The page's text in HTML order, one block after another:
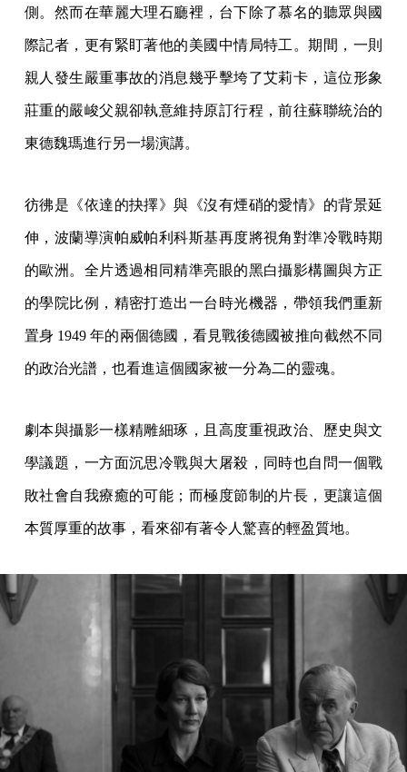
側。然而在華麗大理石廳裡，台下除了慕名的聽眾與國
際記者，更有緊盯著他的美國中情局特工。期間，一則
親人發生嚴重事故的消息幾乎擊垮了艾莉卡，這位形象
莊重的嚴峻父親卻執意維持原訂行程，前往蘇聯統治的
東德魏瑪進行另一場演講。
彷彿是《依達的抉擇》與《沒有煙硝的愛情》的背景延
伸，波蘭導演帕威帕利科斯基再度將視角對準冷戰時期
的歐洲。全片透過相同精準亮眼的黑白攝影構圖與方正
的學院比例，精密打造出一台時光機器，帶領我們重新
置身 1949 年的兩個德國，看見戰後德國被推向截然不同
的政治光譜，也看進這個國家被一分為二的靈魂。
劇本與攝影一樣精雕細琢，且高度重視政治、歷史與文
學議題，一方面沉思冷戰與大屠殺，同時也自問一個戰
敗社會自我療癒的可能；而極度節制的片長，更讓這個
本質厚重的故事，看來卻有著令人驚喜的輕盈質地。